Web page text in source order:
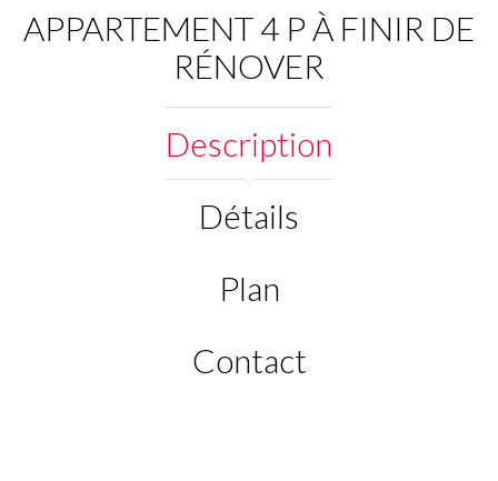
APPARTEMENT 4 P À FINIR DE
RÉNOVER
Description
Détails
Plan
Contact